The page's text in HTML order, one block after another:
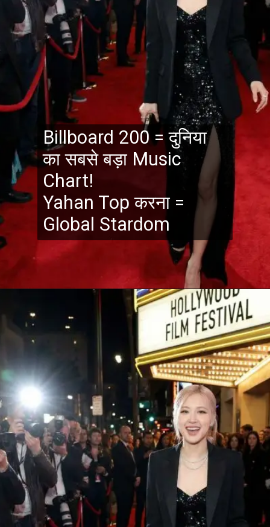
Billboard 200 = दुनिया
का सबसे बड़ा Music
Chart!
Yahan Top करना =
Global Stardom